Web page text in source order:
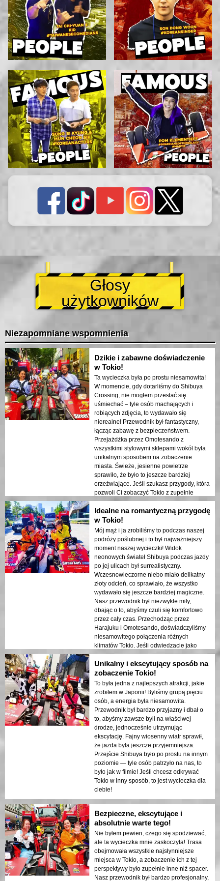
Głosy
użytkowników
Niezapomniane wspomnienia
Dzikie i zabawne doświadczenie
w Tokio!
Ta wycieczka była po prostu niesamowita!
W momencie, gdy dotarliśmy do Shibuya
Crossing, nie mogłem przestać się
uśmiechać – tyle osób machających i
robiących zdjęcia, to wydawało się
nierealne! Przewodnik był fantastyczny,
łącząc zabawę z bezpieczeństwem.
Przejażdżka przez Omotesando z
wszystkimi stylowymi sklepami wokół była
unikalnym sposobem na zobaczenie
miasta. Świeże, jesienne powietrze
sprawiło, że było to jeszcze bardziej
orzeźwiające. Jeśli szukasz przygody, która
pozwoli Ci zobaczyć Tokio z zupełnie
nowej perspektywy, to jest to sposób, aby to
zrobić! 🚗✨
Idealne na romantyczną przygodę
w Tokio!
Mój mąż i ja zrobiliśmy to podczas naszej
podróży poślubnej i to był najważniejszy
moment naszej wycieczki! Widok
neonowych świateł Shibuya podczas jazdy
po jej ulicach był surrealistyczny.
Wczesnowieczorne niebo miało delikatny
złoty odcień, co sprawiało, że wszystko
wydawało się jeszcze bardziej magiczne.
Nasz przewodnik był niezwykle miły,
dbając o to, abyśmy czuli się komfortowo
przez cały czas. Przechodząc przez
Harajuku i Omotesando, doświadczyliśmy
niesamowitego połączenia różnych
klimatów Tokio. Jeśli odwiedzacie jako
para, nie przegapcie tego!
Unikalny i ekscytujący sposób na
zobaczenie Tokio!
To była jedna z najlepszych atrakcji, jakie
zrobiłem w Japonii! Byliśmy grupą pięciu
osób, a energia była niesamowita.
Przewodnik był bardzo przyjazny i dbał o
to, abyśmy zawsze byli na właściwej
drodze, jednocześnie utrzymując
ekscytację. Fajny wiosenny wiatr sprawił,
że jazda była jeszcze przyjemniejsza.
Przejście Shibuya było po prostu na innym
poziomie — tyle osób patrzyło na nas, to
było jak w filmie! Jeśli chcesz odkrywać
Tokio w inny sposób, to jest wycieczka dla
ciebie!
Bezpieczne, ekscytujące i
absolutnie warte tego!
Nie byłem pewien, czego się spodziewać,
ale ta wycieczka mnie zaskoczyła! Trasa
obejmowała wszystkie najsłynniejsze
miejsca w Tokio, a zobaczenie ich z tej
perspektywy było zupełnie inne niż spacer.
Nasz przewodnik był bardzo profesjonalny,